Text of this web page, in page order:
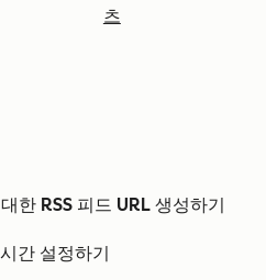
츠
한 RSS 피드 URL 생성하기
간 설정하기